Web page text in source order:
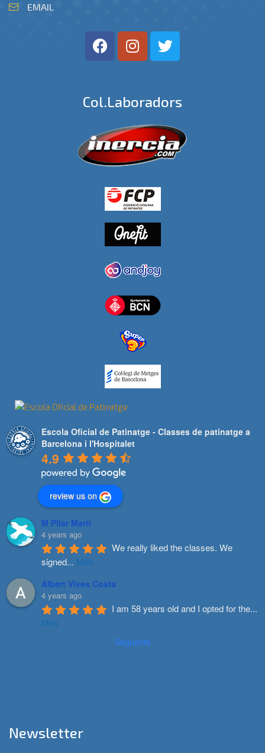
EMAIL
Col.laboradors
Escola Oficial de Patinatge - Classes de patinatge a
Barcelona i l'Hospitalet
4.9
review us on
M Pilar Marti
4 years ago
We really liked the classes. We
signed... Més
Albert Vives Costa
4 years ago
I am 58 years old and I opted for the...
Més
Següents
Newsletter